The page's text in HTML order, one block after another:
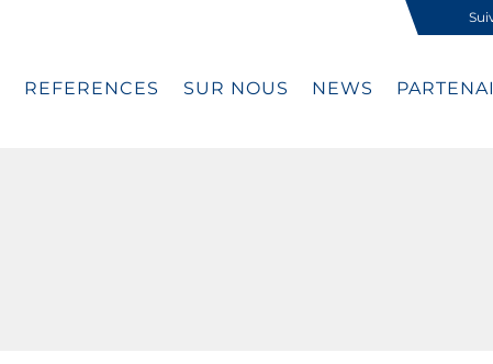
REFERENCES SUR NOUS NEWS